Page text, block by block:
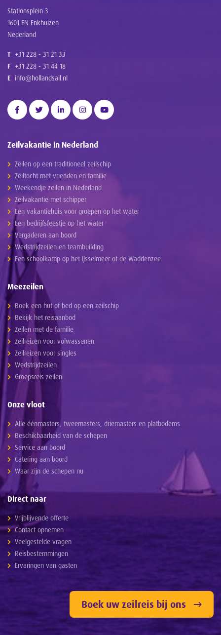
Stationsplein 3
1601 EN Enkhuizen
Nederland
T +31 228 - 31 21 33
F +31 228 - 31 44 18
E info@hollandsail.nl
Zeilvakantie in Nederland
Zeilen op een traditioneel zeilschip
Zeiltocht met vrienden en familie
Weekendje zeilen in Nederland
Zeilvakantie met schipper
Een vakantiehuis voor groepen op het water
Een bedrijfsfeestje op het water
Vergaderen aan boord
Wedstrijdzeilen en teambuilding
Een schoolkamp op het IJsselmeer of de Waddenzee
Meezeilen
Boek een hut of bed op een zeilschip
Bekijk het reisaanbod
Zeilen met de familie
Zeilreizen voor volwassenen
Zeilreizen voor singles
Wedstrijdzeilen
Groepsreis zeilen
Onze vloot
Alle éénmasters, tweemasters, driemasters en platbodems
Beschikbaarheid van de schepen
Service aan boord
Catering aan boord
Waar zijn de schepen nu
Direct naar
Vrijblijvende offerte
Contact opnemen
Veelgestelde vragen
Reisbestemmingen
Ervaringen van gasten
Boek uw zeilreis bij ons